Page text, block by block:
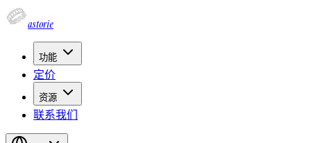
astorie
功能
定价
资源
联系我们